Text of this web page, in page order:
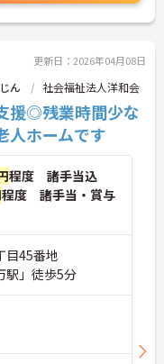
更新日：2026年04月08日
ん 社会福祉法人洋和会
援◎残業時間少な
人ホームです
程度 諸手当込
程度 諸手当・賞与
目45番地
駅」徒歩5分